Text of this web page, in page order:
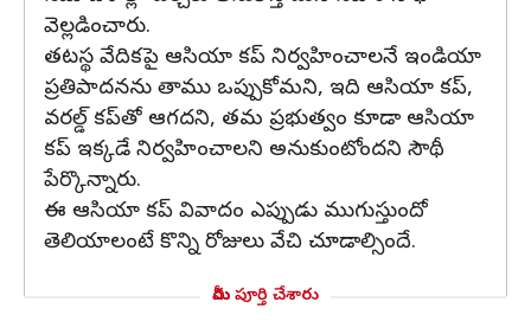
వెల్లడించారు.
తటస్థ వేదికపై ఆసియా కప్ నిర్వహించాలనే ఇండియా
ప్రతిపాదనను తాము ఒప్పుకోమని, ఇది ఆసియా కప్,
వరల్డ్ కప్‌తో ఆగదని, తమ ప్రభుత్వం కూడా ఆసియా
కప్ ఇక్కడే నిర్వహించాలని అనుకుంటోందని సౌథీ
పేర్కొన్నారు.
ఈ ఆసియా కప్ వివాదం ఎప్పుడు ముగుస్తుందో
తెలియాలంటే కొన్ని రోజులు వేచి చూడాల్సిందే.
మీరు పూర్తి చేశారు